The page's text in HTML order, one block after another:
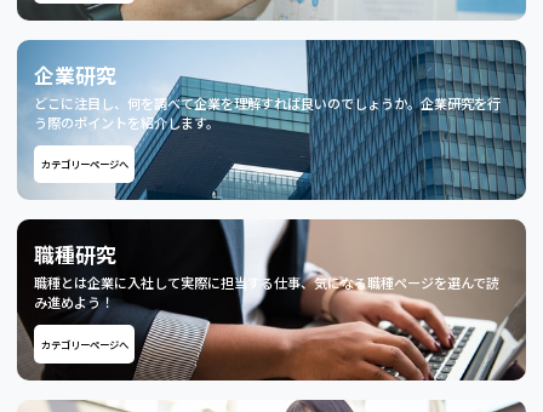
企業研究
どこに注目し、何を調べて企業を理解すれば良いのでしょうか。企業研究を行
う際のポイントを紹介します。
カテゴリーページへ
職種研究
職種とは企業に入社して実際に担当する仕事、気になる職種ページを選んで読
み進めよう！
カテゴリーページへ